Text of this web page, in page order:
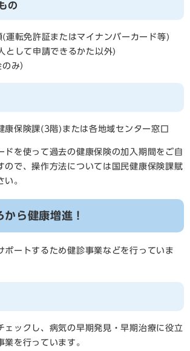
の
(運転免許証またはマイナンバーカード等)
として申請できるかた以外)
み）
康保険課(3階)または各地域センター窓口
を使って過去の健康保険の加入期間をご自
ので、操作方法については国民健康保険課賦
い。
ら健康増進！
ポートするため健診事業などを行っていま
ェックし、病気の早期発見・早期治療に役立
業を行っています。